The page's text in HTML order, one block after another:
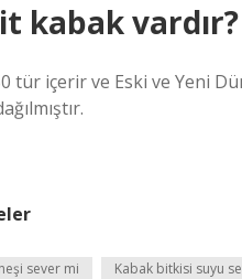
kabak vardır?
tür içerir ve Eski ve Yeni
sever mi Kabak bitkisi suyu